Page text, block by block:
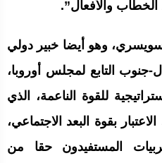
والأفعال”.
وهو أيضا خبير دولي
التابع لمجلس أوروبا،
للقوة الناعمة، الذي
بقوة البعد الاجتماعي،
المستفيدون حقا من